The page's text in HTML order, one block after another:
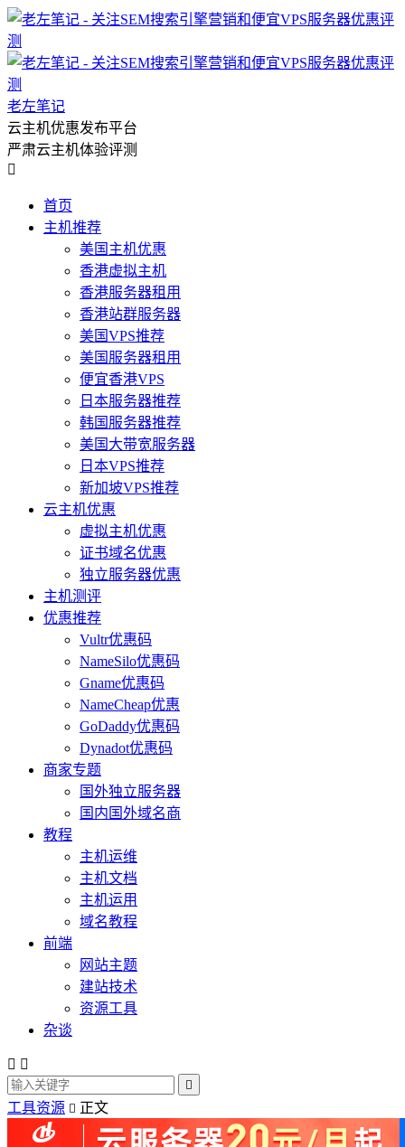
老左笔记
云主机优惠发布平台
严肃云主机体验评测

首页
主机推荐
美国主机优惠
香港虚拟主机
香港服务器租用
香港站群服务器
美国VPS推荐
美国服务器租用
便宜香港VPS
日本服务器推荐
韩国服务器推荐
美国大带宽服务器
日本VPS推荐
新加坡VPS推荐
云主机优惠
虚拟主机优惠
证书域名优惠
独立服务器优惠
主机测评
优惠推荐
Vultr优惠码
NameSilo优惠码
Gname优惠码
NameCheap优惠
GoDaddy优惠码
Dynadot优惠码
商家专题
国外独立服务器
国内国外域名商
教程
主机运维
主机文档
主机运用
域名教程
前端
网站主题
建站技术
资源工具
杂谈
 

工具资源  正文